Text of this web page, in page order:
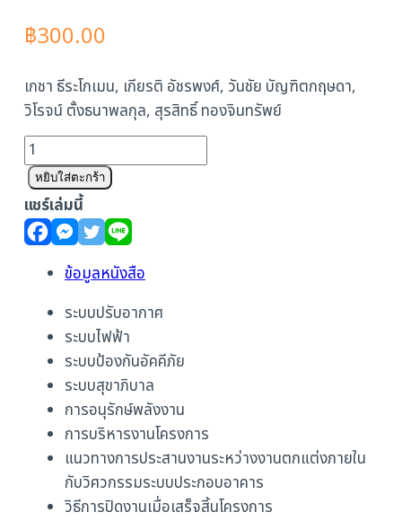
฿300.00
เกชา ธีระโกเมน, เกียรติ อัชรพงศ์, วันชัย บัญฑิตกฤษดา,
วิโรจน์ ตั้งธนาพลกุล, สุรสิทธิ์ ทองจินทรัพย์
จำนวน
ความ
รู้
เบื้อง
ต้น
วิศวกรรม
ระบบ
หยิบใส่ตะกร้า
แชร์เล่มนี้
ข้อมูลหนังสือ
ระบบปรับอากาศ
ระบบไฟฟ้า
ระบบป้องกันอัคคีภัย
ระบบสุขาภิบาล
การอนุรักษ์พลังงาน
การบริหารงานโครงการ
แนวทางการประสานงานระหว่างงานตกแต่งภายใน
กับวิศวกรรมระบบประกอบอาคาร
วิธีการปิดงานเมื่อเสร็จสิ้นโครงการ